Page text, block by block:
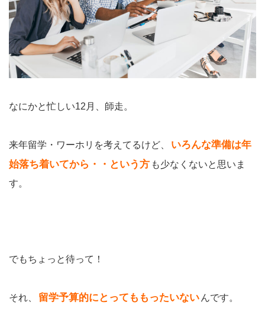
なにかと忙しい12月、師走。
来年留学・ワーホリを考えてるけど、
いろんな準備は年
始落ち着いてから・・という方 も少なくないと思いま
す。
でもちょっと待って！
それ、 留学予算的にとってももったいない んです。